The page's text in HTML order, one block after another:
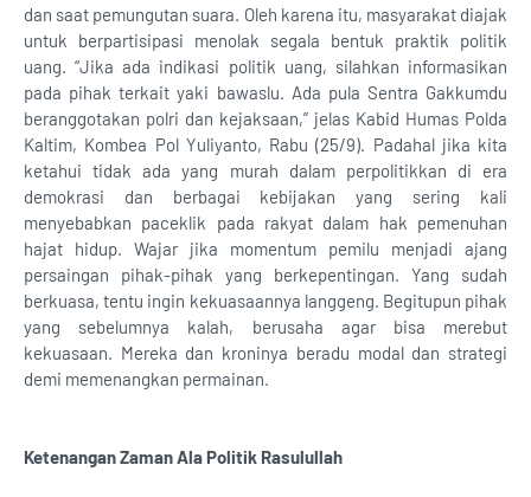
dan saat pemungutan suara. Oleh karena itu, masyarakat diajak
untuk berpartisipasi menolak segala bentuk praktik politik
uang. “Jika ada indikasi politik uang, silahkan informasikan
pada pihak terkait yaki bawaslu. Ada pula Sentra Gakkumdu
beranggotakan polri dan kejaksaan,” jelas Kabid Humas Polda
Kaltim, Kombea Pol Yuliyanto, Rabu (25/9). Padahal jika kita
ketahui tidak ada yang murah dalam perpolitikkan di era
demokrasi dan berbagai kebijakan yang sering kali
menyebabkan paceklik pada rakyat dalam hak pemenuhan
hajat hidup. Wajar jika momentum pemilu menjadi ajang
persaingan pihak-pihak yang berkepentingan. Yang sudah
berkuasa, tentu ingin kekuasaannya langgeng. Begitupun pihak
yang sebelumnya kalah, berusaha agar bisa merebut
kekuasaan. Mereka dan kroninya beradu modal dan strategi
demi memenangkan permainan.
Ketenangan Zaman Ala Politik Rasulullah